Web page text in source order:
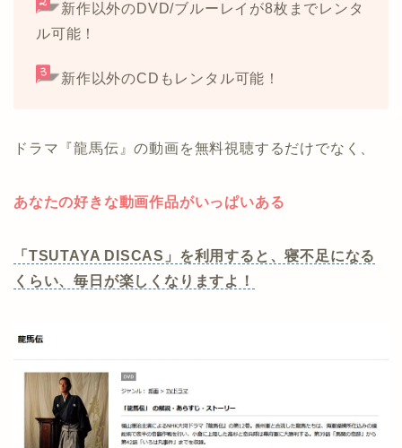
新作以外のDVD/ブルーレイが8枚までレンタ
ル可能！
新作以外のCDもレンタル可能！
ドラマ『龍馬伝』の動画を無料視聴するだけでなく、
あなたの好きな動画作品がいっぱいある
「TSUTAYA DISCAS」を利用すると、寝不足になる
くらい、毎日が楽しくなりますよ！